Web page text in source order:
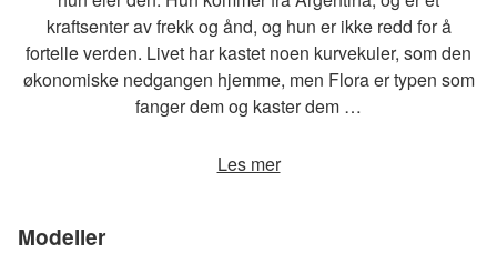
kraftsenter av frekk og ånd, og hun er ikke redd for å
fortelle verden. Livet har kastet noen kurvekuler, som den
økonomiske nedgangen hjemme, men Flora er typen som
fanger dem og kaster dem …
Les mer
Modeller